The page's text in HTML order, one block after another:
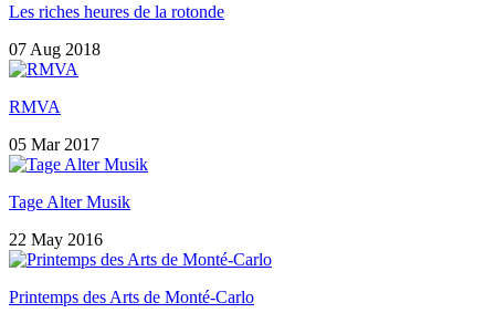
Les riches heures de la rotonde
07 Aug 2018
RMVA
05 Mar 2017
Tage Alter Musik
22 May 2016
Printemps des Arts de Monté-Carlo